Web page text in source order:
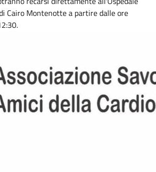
Cairo Montenotte a partire dalle ore